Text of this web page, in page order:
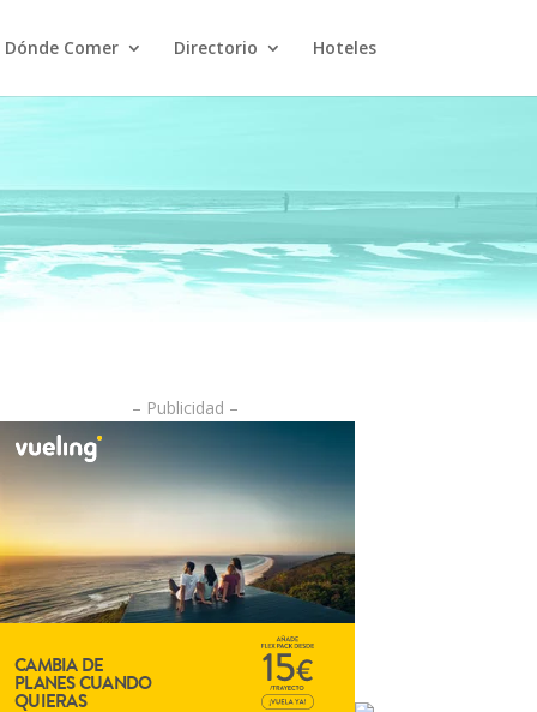
Dónde Comer Directorio Hoteles
– Publicidad –